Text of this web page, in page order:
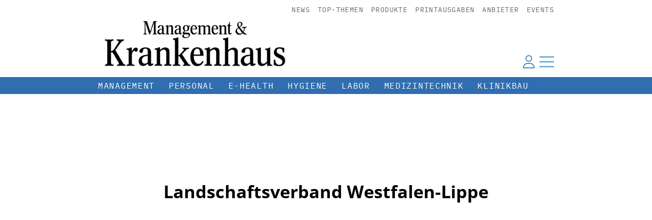
NEWS TOP-THEMEN PRODUKTE PRINTAUSGABEN ANBIETER EVENTS
MANAGEMENT PERSONAL E-HEALTH HYGIENE LABOR MEDIZINTECHNIK KLINIKBAU
Landschaftsverband Westfalen-Lippe